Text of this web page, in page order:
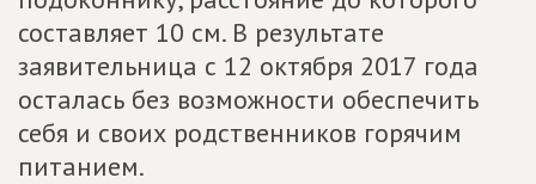
составляет 10 см. В результате
заявительница с 12 октября 2017 года
осталась без возможности обеспечить
себя и своих родственников горячим
питанием.